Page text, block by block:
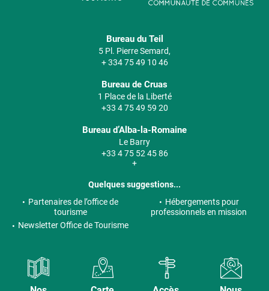
Bureau du Teil
5 Pl. Pierre Semard,
+ 334 75 49 10 46
Bureau de Cruas
1 Place de la Liberté
+33 4 75 49 59 20
Bureau d’Alba-la-Romaine
Le Barry
+33 4 75 52 45 86
+
Quelques suggestions...
Partenaires de l’office de
tourisme
Hébergements pour
professionnels en mission
Newsletter Office de Tourisme